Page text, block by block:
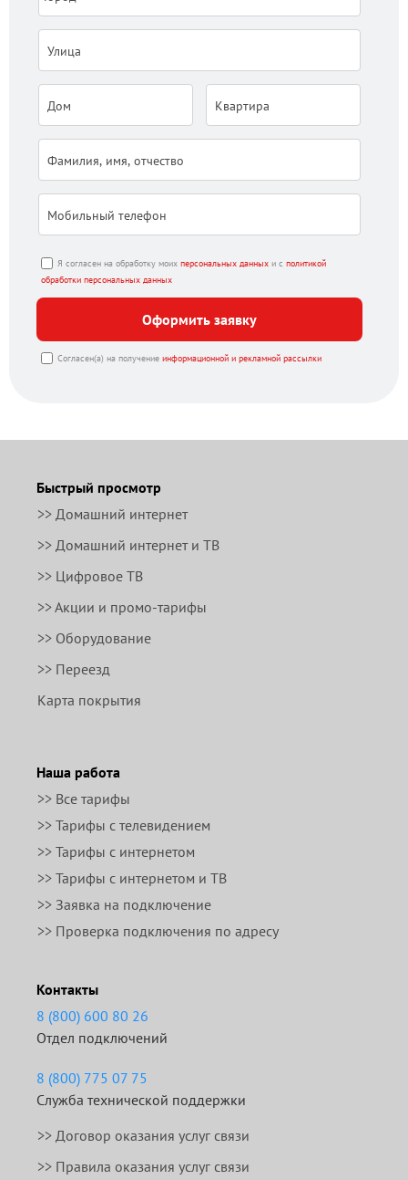
Я согласен на обработку моих персональных данных и с политикой
обработки персональных данных
Оформить заявку
Согласен(а) на получение информационной и рекламной рассылки
Быстрый просмотр
>> Домашний интернет
>> Домашний интернет и ТВ
>> Цифровое ТВ
>> Акции и промо-тарифы
>> Оборудование
>> Переезд
Карта покрытия
Наша работа
>> Все тарифы
>> Тарифы с телевидением
>> Тарифы с интернетом
>> Тарифы с интернетом и ТВ
>> Заявка на подключение
>> Проверка подключения по адресу
Контакты
8 (800) 600 80 26
Отдел подключений
8 (800) 775 07 75
Служба технической поддержки
>> Договор оказания услуг связи
>> Правила оказания услуг связи